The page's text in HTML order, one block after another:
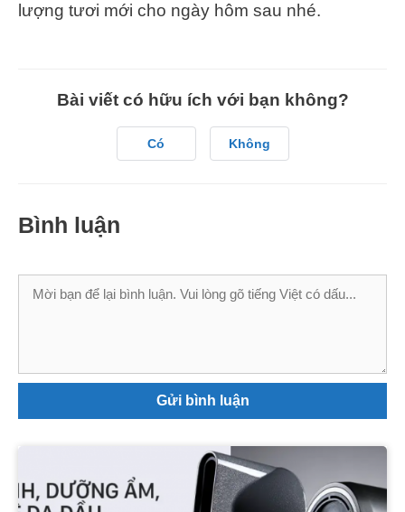
lượng tươi mới cho ngày hôm sau nhé.
Bài viết có hữu ích với bạn không?
Có Không
Bình luận
Bình